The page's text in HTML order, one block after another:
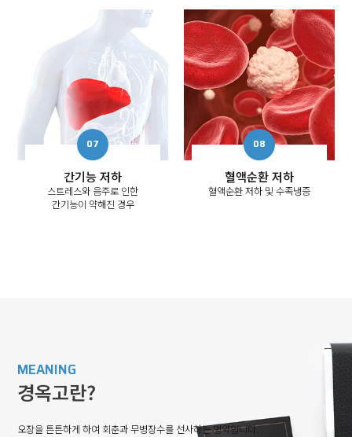
간기능 저하
스트레스와 음주로 인한
간기능이 약해진 경우
혈액순환 저하
혈액순환 저하 및 수족냉증
MEANING
경옥고란?
오장을 튼튼하게 하여 회춘과 무병장수를 선사하는 명약입니다.